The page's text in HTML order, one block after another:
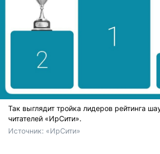
Так выглядит тройка лидеров рейтинга
читателей «ИрСити».
Источник: «ИрСити»